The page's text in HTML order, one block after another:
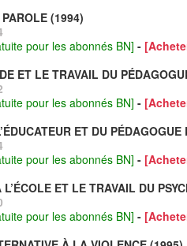
(1994)
pour les abonnés BN] -
ET LE TRAVAIL DU
pour les abonnés BN] -
ET DU
pour les abonnés BN] -
ET LE TRAVAIL DU
pour les abonnés BN] -